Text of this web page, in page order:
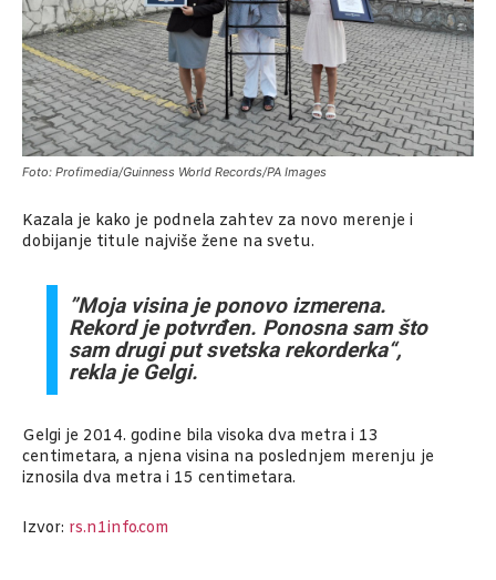
Foto: Profimedia/Guinness World Records/PA Images
Kazala je kako je podnela zahtev za novo merenje i
dobijanje titule najviše žene na svetu.
”Moja visina je ponovo izmerena.
Rekord je potvrđen. Ponosna sam što
sam drugi put svetska rekorderka“,
rekla je Gelgi.
Gelgi je 2014. godine bila visoka dva metra i 13
centimetara, a njena visina na poslednjem merenju je
iznosila dva metra i 15 centimetara.
Izvor: rs.n1info.com